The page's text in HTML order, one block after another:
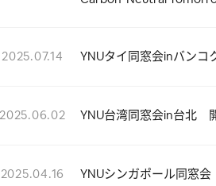
2025.07.14 YNUタイ同窓会inバンコ
2025.06.02 YNU台湾同窓会in台北
2025.04.16 YNUシンガポール同窓